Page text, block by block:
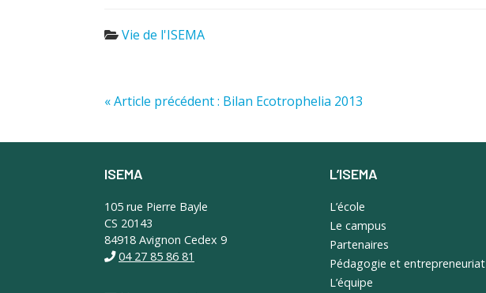
Vie de l'ISEMA
« Article précédent : Bilan Ecotrophelia 2013
ISEMA
105 rue Pierre Bayle
CS 20143
84918 Avignon Cedex 9
04 27 85 86 81
L’ISEMA
L’école
Le campus
Partenaires
Pédagogie et entrepreneuriat
L’équipe